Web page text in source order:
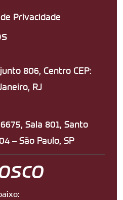
Privacidade
806, Centro CEP:
RJ
Sala 801, Santo
– São Paulo, SP